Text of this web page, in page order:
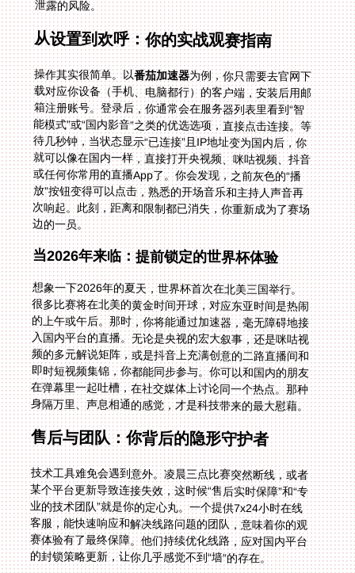
泄露的风险。
从设置到欢呼：你的实战观赛指南
操作其实很简单。以番茄加速器为例，你只需要去官网下
载对应你设备（手机、电脑都行）的客户端，安装后用邮
箱注册账号。登录后，你通常会在服务器列表里看到“智
能模式”或“国内影音”之类的优选选项，直接点击连接。等
待几秒钟，当状态显示“已连接”且IP地址变为国内后，你
就可以像在国内一样，直接打开央视频、咪咕视频、抖音
或任何你常用的直播App了。你会发现，之前灰色的“播
放”按钮变得可以点击，熟悉的开场音乐和主持人声音再
次响起。此刻，距离和限制都已消失，你重新成为了赛场
边的一员。
当2026年来临：提前锁定的世界杯体验
想象一下2026年的夏天，世界杯首次在北美三国举行。
很多比赛将在北美的黄金时间开球，对应东亚时间是热闹
的上午或午后。那时，你将能通过加速器，毫无障碍地接
入国内平台的直播。无论是央视的宏大叙事，还是咪咕视
频的多元解说矩阵，或是抖音上充满创意的二路直播间和
即时短视频集锦，你都能同步参与。你可以和国内的朋友
在弹幕里一起吐槽，在社交媒体上讨论同一个热点。那种
身隔万里、声息相通的感觉，才是科技带来的最大慰藉。
售后与团队：你背后的隐形守护者
技术工具难免会遇到意外。凌晨三点比赛突然断线，或者
某个平台更新导致连接失效，这时候“售后实时保障”和“专
业的技术团队”就是你的定心丸。一个提供7x24小时在线
客服，能快速响应和解决线路问题的团队，意味着你的观
赛体验有了最终保障。他们持续优化线路，应对国内平台
的封锁策略更新，让你几乎感觉不到“墙”的存在。